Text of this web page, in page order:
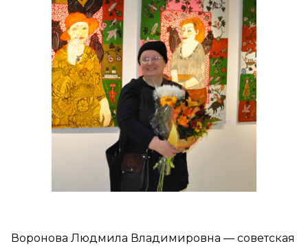
Воронова Людмила Владимировна — советская